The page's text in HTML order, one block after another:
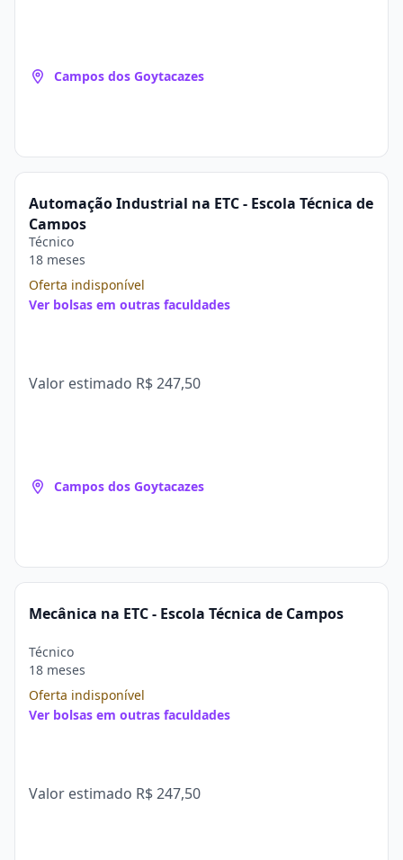
Campos dos Goytacazes
Automação Industrial na ETC - Escola Técnica de
Campos
Técnico
18 meses
Oferta indisponível
Ver bolsas em outras faculdades
Valor estimado R$ 247,50
Campos dos Goytacazes
Mecânica na ETC - Escola Técnica de Campos
Técnico
18 meses
Oferta indisponível
Ver bolsas em outras faculdades
Valor estimado R$ 247,50